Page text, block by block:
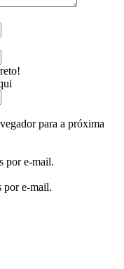
para a próxima
por e-mail.
por e-mail.